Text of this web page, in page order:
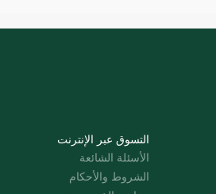
التسوق عبر الإنترنت
الأسئلة الشائعة
الشروط والأحكام